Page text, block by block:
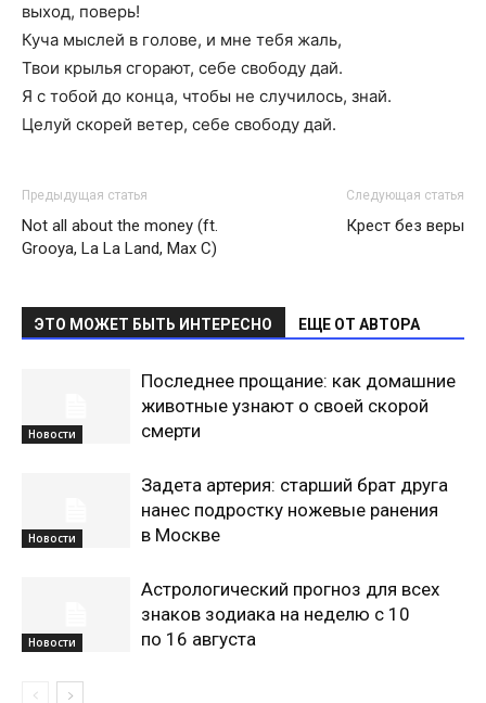
выход, поверь!
Куча мыслей в голове, и мне тебя жаль,
Твои крылья сгорают, себе свободу дай.
Я с тобой до конца, чтобы не случилось, знай.
Целуй скорей ветер, себе свободу дай.
Предыдущая статья
Not all about the money (ft.
Grooya, La La Land, Max C)
Следующая статья
Крест без веры
ЭТО МОЖЕТ БЫТЬ ИНТЕРЕСНО ЕЩЕ ОТ АВТОРА
Новости
Последнее прощание: как домашние
животные узнают о своей скорой
смерти
Новости
Задета артерия: старший брат друга
нанес подростку ножевые ранения
в Москве
Новости
Астрологический прогноз для всех
знаков зодиака на неделю с 10
по 16 августа